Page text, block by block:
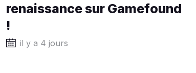
renaissance sur Gamefound
!
il y a 4 jours